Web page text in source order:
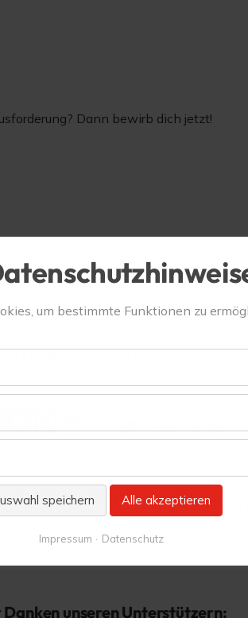
Dann bewirb dich jetzt!
Dank an unsere Ermöglicher:
unseren Unterstützern:
um bestimmte Funktionen zu
speichern Alle akzeptieren
Impressum Datenschutz